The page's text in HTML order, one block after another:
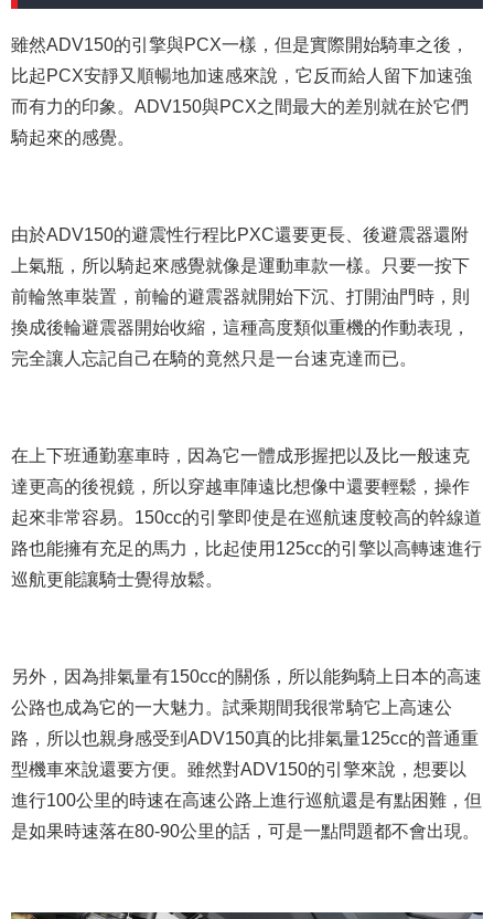
雖然ADV150的引擎與PCX一樣，但是實際開始騎車之後，
比起PCX安靜又順暢地加速感來說，它反而給人留下加速強
而有力的印象。ADV150與PCX之間最大的差別就在於它們
騎起來的感覺。
由於ADV150的避震性行程比PXC還要更長、後避震器還附
上氣瓶，所以騎起來感覺就像是運動車款一樣。只要一按下
前輪煞車裝置，前輪的避震器就開始下沉、打開油門時，則
換成後輪避震器開始收縮，這種高度類似重機的作動表現，
完全讓人忘記自己在騎的竟然只是一台速克達而已。
在上下班通勤塞車時，因為它一體成形握把以及比一般速克
達更高的後視鏡，所以穿越車陣遠比想像中還要輕鬆，操作
起來非常容易。150cc的引擎即使是在巡航速度較高的幹線道
路也能擁有充足的馬力，比起使用125cc的引擎以高轉速進行
巡航更能讓騎士覺得放鬆。
另外，因為排氣量有150cc的關係，所以能夠騎上日本的高速
公路也成為它的一大魅力。試乘期間我很常騎它上高速公
路，所以也親身感受到ADV150真的比排氣量125cc的普通重
型機車來說還要方便。雖然對ADV150的引擎來說，想要以
進行100公里的時速在高速公路上進行巡航還是有點困難，但
是如果時速落在80-90公里的話，可是一點問題都不會出現。